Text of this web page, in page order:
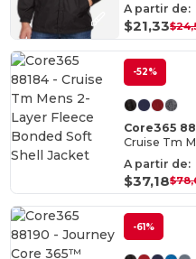
A partir de:
$21,33
-52%
Core365
A partir de:
$37,18
-61%